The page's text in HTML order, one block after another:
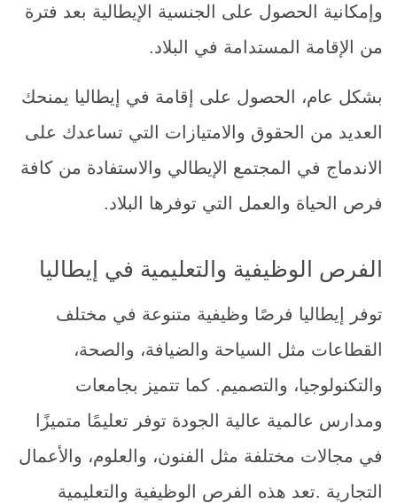
وإمكانية الحصول على الجنسية الإيطالية بعد فترة
من الإقامة المستدامة في البلاد.
بشكل عام، الحصول على إقامة في إيطاليا يمنحك
العديد من الحقوق والامتيازات التي تساعدك على
الاندماج في المجتمع الإيطالي والاستفادة من كافة
فرص الحياة والعمل التي توفرها البلاد.
الفرص الوظيفية والتعليمية في إيطاليا
توفر إيطاليا فرصًا وظيفية متنوعة في مختلف
القطاعات مثل السياحة والضيافة، والصحة،
والتكنولوجيا، والتصميم. كما تتميز بجامعات
ومدارس عالمية عالية الجودة توفر تعليمًا متميزًا
في مجالات مختلفة مثل الفنون، والعلوم، والأعمال
التجارية .تعد هذه الفرص الوظيفية والتعليمية